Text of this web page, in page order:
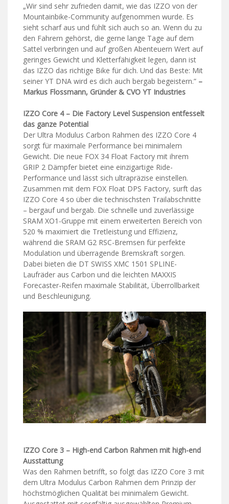
„Wir sind sehr zufrieden damit, wie das IZZO von der
Mountainbike-Community aufgenommen wurde. Es
sieht scharf aus und fühlt sich auch so an. Wenn du zu
den Fahrern gehörst, die gerne lange Tage auf dem
Sattel verbringen und auf großen Abenteuern Wert auf
geringes Gewicht und Kletterfähigkeit legen, dann ist
das IZZO das richtige Bike für dich. Und das Beste: Mit
seiner YT DNA wird es dich auch bergab begeistern.” –
Markus Flossmann, Gründer & CVO YT Industries
IZZO Core 4 – Die Factory Level Suspension entfesselt
das ganze Potential
Der Ultra Modulus Carbon Rahmen des IZZO Core 4
sorgt für maximale Performance bei minimalem
Gewicht. Die neue FOX 34 Float Factory mit ihrem
GRIP 2 Dämpfer bietet eine einzigartige Ride-
Performance und lässt sich ultrapräzise einstellen.
Zusammen mit dem FOX Float DPS Factory, surft das
IZZO Core 4 so über die technischsten Trailabschnitte
– bergauf und bergab. Die schnelle und zuverlässige
SRAM XO1-Gruppe mit einem erweiterten Bereich von
520 % maximiert die Tretleistung und Effizienz,
während die SRAM G2 RSC-Bremsen für perfekte
Modulation und überragende Bremskraft sorgen.
Dabei bieten die DT SWISS XMC 1501 SPLINE-
Laufräder aus Carbon und die leichten MAXXIS
Forecaster-Reifen maximale Stabilität, Überrollbarkeit
und Beschleunigung.
IZZO Core 3 – High-end Carbon Rahmen mit high-end
Ausstattung
Was den Rahmen betrifft, so folgt das IZZO Core 3 mit
dem Ultra Modulus Carbon Rahmen dem Prinzip der
höchstmöglichen Qualität bei minimalem Gewicht.